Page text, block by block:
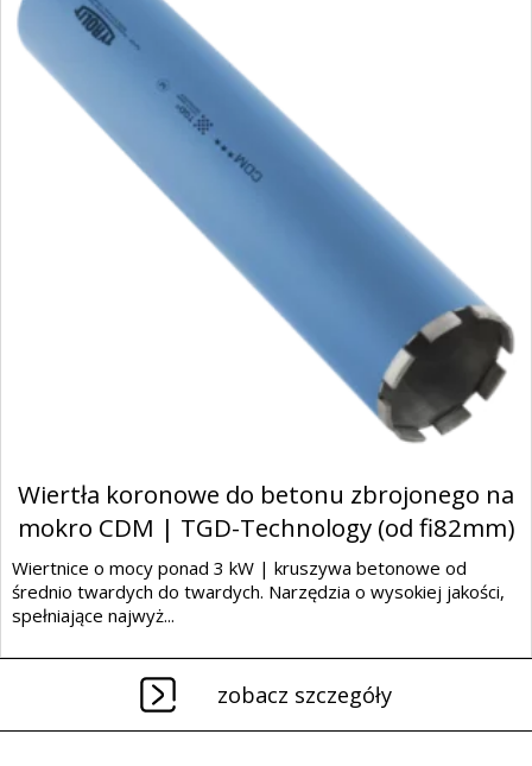
Wiertła koronowe do betonu zbrojonego na
mokro CDM | TGD-Technology (od fi82mm)
Wiertnice o mocy ponad 3 kW | kruszywa betonowe od
średnio twardych do twardych. Narzędzia o wysokiej jakości,
spełniające najwyż...
zobacz szczegóły